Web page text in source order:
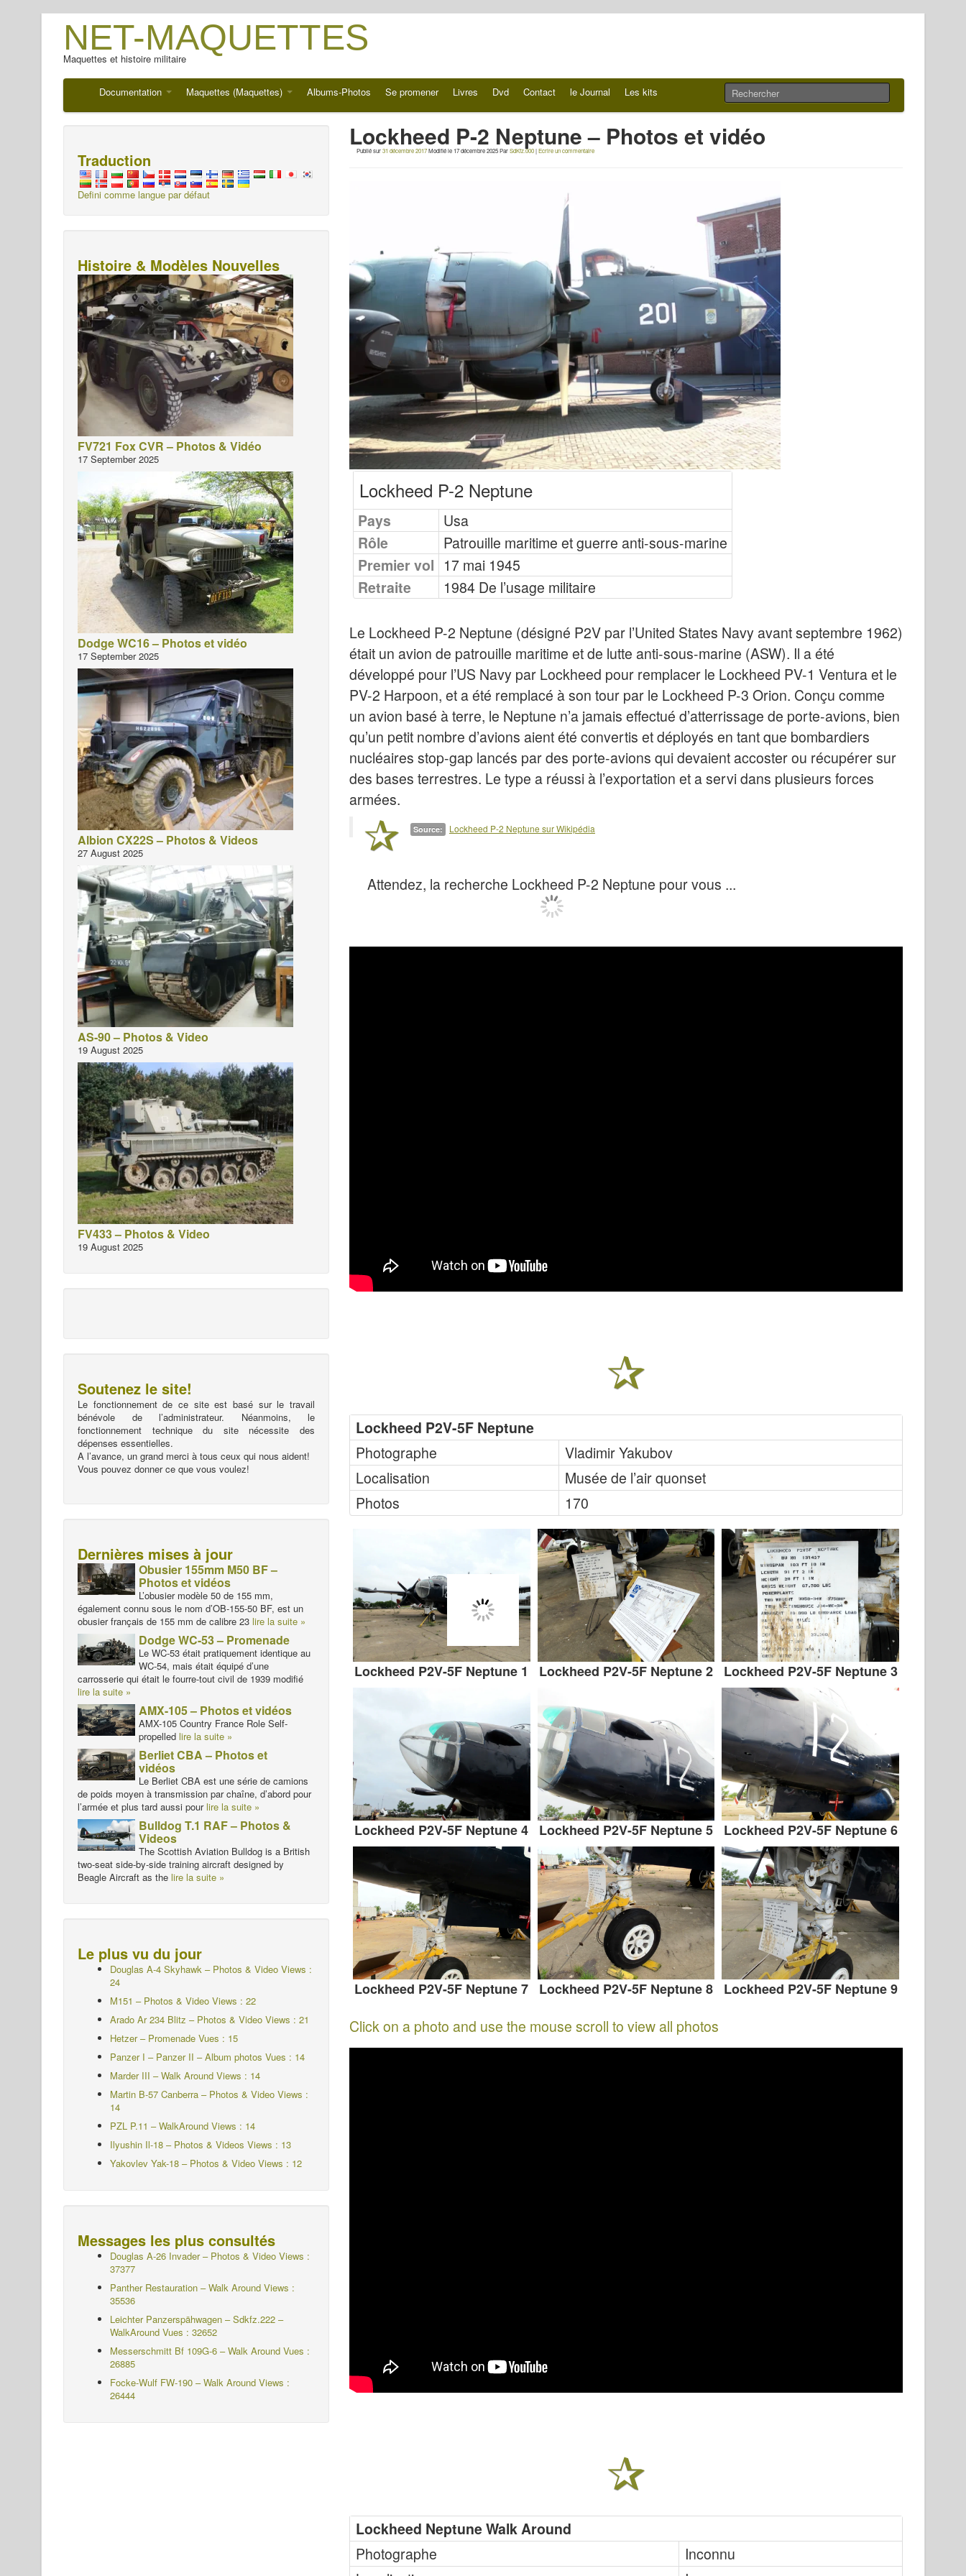
NET-MAQUETTES
Maquettes et histoire militaire
Documentation Maquettes (Maquettes) Albums-Photos Se promener Livres Dvd Contact le Journal Les kits
Lockheed P-2 Neptune – Photos et vidéo
Publié sur31 décembre 2017Modifié le 17 décembre 2025ParSdKfz.000|Ecrire un commentaire
Lockheed P-2 Neptune
Pays
Usa
Rôle
Patrouille maritime et guerre anti-sous-marine
Premier vol 17 mai 1945
Retraite
1984 De l’usage militaire
Le Lockheed P-2 Neptune (désigné P2V par l’United States Navy avant septembre 1962)
était un avion de patrouille maritime et de lutte anti-sous-marine (ASW). Il a été
développé pour l’US Navy par Lockheed pour remplacer le Lockheed PV-1 Ventura et le
PV-2 Harpoon, et a été remplacé à son tour par le Lockheed P-3 Orion. Conçu comme
un avion basé à terre, le Neptune n’a jamais effectué d’atterrissage de porte-avions, bien
qu’un petit nombre d’avions aient été convertis et déployés en tant que bombardiers
nucléaires stop-gap lancés par des porte-avions qui devaient accoster ou récupérer sur
des bases terrestres. Le type a réussi à l’exportation et a servi dans plusieurs forces
armées.
Source: Lockheed P-2 Neptune sur Wikipédia
Attendez, la recherche Lockheed P-2 Neptune pour vous ...
Lockheed P2V-5F Neptune
Photographe
Vladimir Yakubov
Localisation
Musée de l’air quonset
Photos
170
Lockheed P2V-5F Neptune 1 Lockheed P2V-5F Neptune 2 Lockheed P2V-5F Neptune 3
Lockheed P2V-5F Neptune 4 Lockheed P2V-5F Neptune 5 Lockheed P2V-5F Neptune 6
Lockheed P2V-5F Neptune 7 Lockheed P2V-5F Neptune 8 Lockheed P2V-5F Neptune 9
Click on a photo and use the mouse scroll to view all photos
Lockheed Neptune Walk Around
Photographe
Inconnu
Traduction
Defini comme langue par défaut
Histoire & Modèles Nouvelles
FV721 Fox CVR – Photos & Vidéo
17 September 2025
Dodge WC16 – Photos et vidéo
17 September 2025
Albion CX22S – Photos & Videos
27 August 2025
AS-90 – Photos & Video
19 August 2025
FV433 – Photos & Video
19 August 2025
Soutenez le site!
Le fonctionnement de ce site est basé sur le travail
bénévole de l’administrateur. Néanmoins, le
fonctionnement technique du site nécessite des
dépenses essentielles.
A l’avance, un grand merci à tous ceux qui nous aident!
Vous pouvez donner ce que vous voulez!
Dernières mises à jour
Obusier 155mm M50 BF –
Photos et vidéos
L’obusier modèle 50 de 155 mm,
également connu sous le nom d’OB-155-50 BF, est un
obusier français de 155 mm de calibre 23 lire la suite »
Dodge WC-53 – Promenade
Le WC-53 était pratiquement identique au
WC-54, mais était équipé d’une
carrosserie qui était le fourre-tout civil de 1939 modifié
lire la suite »
AMX-105 – Photos et vidéos
AMX-105 Country France Role Self-
propelled lire la suite »
Berliet CBA – Photos et
vidéos
Le Berliet CBA est une série de camions
de poids moyen à transmission par chaîne, d’abord pour
l’armée et plus tard aussi pourlire la suite »
Bulldog T.1 RAF – Photos &
Videos
The Scottish Aviation Bulldog is a British
two-seat side-by-side training aircraft designed by
Beagle Aircraft as the lire la suite »
Le plus vu du jour
Douglas A-4 Skyhawk – Photos & Video Views :
24
M151 – Photos & Video Views : 22
Arado Ar 234 Blitz – Photos & Video Views : 21
Hetzer – Promenade Vues : 15
Panzer I – Panzer II – Album photos Vues : 14
Marder III – Walk Around Views : 14
Martin B-57 Canberra – Photos & Video Views :
14
PZL P.11 – WalkAround Views : 14
Ilyushin Il-18 – Photos & Videos Views : 13
Yakovlev Yak-18 – Photos & Video Views : 12
Messages les plus consultés
Douglas A-26 Invader – Photos & Video Views :
37377
Panther Restauration – Walk Around Views :
35536
Leichter Panzerspähwagen – Sdkfz.222 –
WalkAround Vues : 32652
Messerschmitt Bf 109G-6 – Walk Around Vues :
26885
Focke-Wulf FW-190 – Walk Around Views :
26444